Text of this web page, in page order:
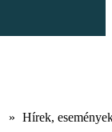
» Hírek,